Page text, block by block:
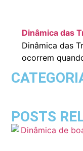
Dinâmica das
Dinâmica das
ocorrem
POSTS